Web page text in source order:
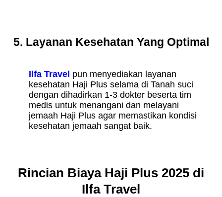
5. Layanan Kesehatan Yang Optimal
Ilfa Travel pun menyediakan layanan
kesehatan Haji Plus selama di Tanah suci
dengan dihadirkan 1-3 dokter beserta tim
medis untuk menangani dan melayani
jemaah Haji Plus agar memastikan kondisi
kesehatan jemaah sangat baik.
Rincian Biaya Haji Plus 2025 di
Ilfa Travel